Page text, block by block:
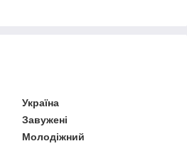
Україна
Завужені
Молодіжний